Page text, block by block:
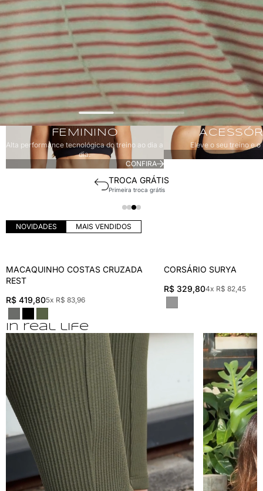
Feminino FEMININO
Alta performance tecnológica do treino ao dia a
dia.
CONFIRA
Acessórios
Eleve o seu treino e o
SUPORTE EXCLUSIVO
Consultoria via WhatsApp
NOVIDADES MAIS VENDIDOS
MACAQUINHO COSTAS CRUZADA
REST
R$ 419,805x R$ 83,96
CORSÁRIO SURYA
R$ 329,804x R$ 82,45
In real life